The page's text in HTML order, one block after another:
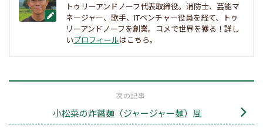
トゥリーアンドノーフ代表取締役。消防士、芸能マ
ネージャー、歌手、ITベンチャー役員を経て、トゥ
リーアンドノーフを創業。コメで世界を獲る！詳し
いプロフィールはこちら。
次の記事
小松菜の炸醤麺（ジャージャー麺）風